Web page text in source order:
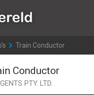
>
Train Conductor
Conductor
PTY. LTD.